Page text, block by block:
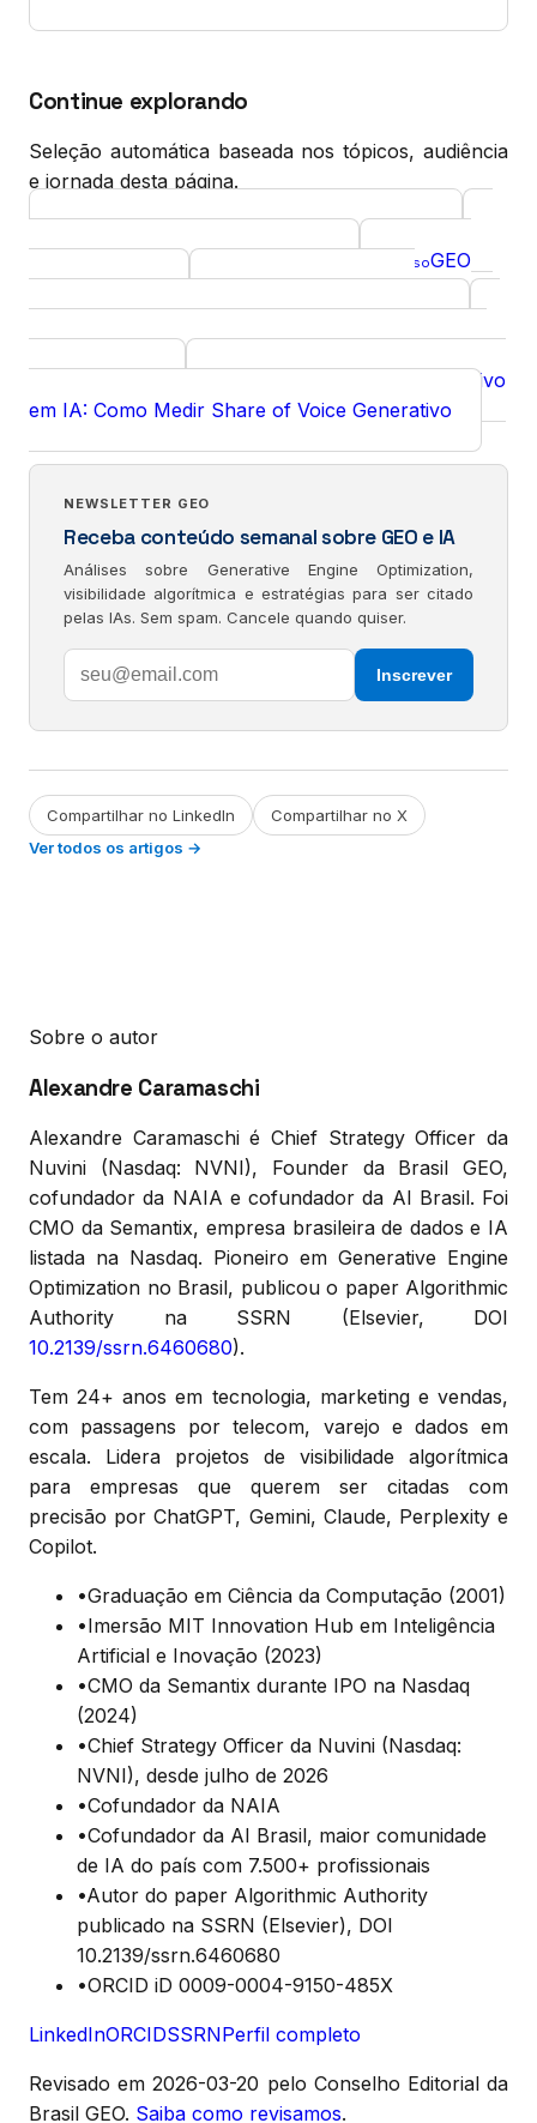
Continue explorando
Seleção automática baseada nos tópicos, audiência
e jornada desta página.
Prompt Engineering para Executivos
Diagnóstico GEO gratuito CursoGEO
Monitoramento de LLM Mention Rate em 2026:
Benchmarking Competitivo
em IA: Como Medir Share of Voice Generativo
NEWSLETTER GEO
Receba conteúdo semanal sobre GEO e IA
Análises sobre Generative Engine Optimization,
visibilidade algorítmica e estratégias para ser citado
pelas IAs. Sem spam. Cancele quando quiser.
Inscrever
Compartilhar no LinkedIn
Compartilhar no X
Ver todos os artigos →
Sobre o autor
Alexandre Caramaschi
Alexandre Caramaschi é Chief Strategy Officer da
Nuvini (Nasdaq: NVNI), Founder da Brasil GEO,
cofundador da NAIA e cofundador da AI Brasil. Foi
CMO da Semantix, empresa brasileira de dados e IA
listada na Nasdaq. Pioneiro em Generative Engine
Optimization no Brasil, publicou o paper Algorithmic
Authority na SSRN (Elsevier, DOI
10.2139/ssrn.6460680).
Tem 24+ anos em tecnologia, marketing e vendas,
com passagens por telecom, varejo e dados em
escala. Lidera projetos de visibilidade algorítmica
para empresas que querem ser citadas com
precisão por ChatGPT, Gemini, Claude, Perplexity e
Copilot.
•Graduação em Ciência da Computação (2001)
•Imersão MIT Innovation Hub em Inteligência
Artificial e Inovação (2023)
•CMO da Semantix durante IPO na Nasdaq
(2024)
•Chief Strategy Officer da Nuvini (Nasdaq:
NVNI), desde julho de 2026
•Cofundador da NAIA
•Cofundador da AI Brasil, maior comunidade
de IA do país com 7.500+ profissionais
•Autor do paper Algorithmic Authority
publicado na SSRN (Elsevier), DOI
10.2139/ssrn.6460680
•ORCID iD 0009-0004-9150-485X
LinkedInORCIDSSRNPerfil completo
Revisado em2026-03-20 pelo Conselho Editorial da
Brasil GEO. Saiba como revisamos.